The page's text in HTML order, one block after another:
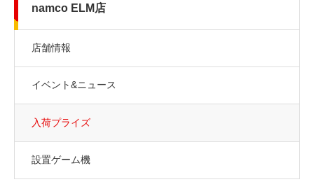
namco ELM店
店舗情報
イベント&ニュース
入荷プライズ
設置ゲーム機